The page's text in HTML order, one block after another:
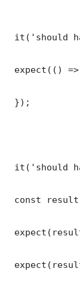
it('should
expect(()
});
it('should
const result